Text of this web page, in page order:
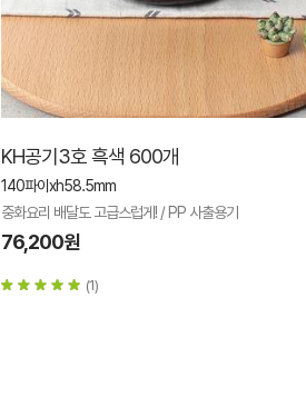
KH공기3호 흑색 600개
140파이xh58.5mm
중화요리 배달도 고급스럽게! / PP 사출용기
76,200원
(1)